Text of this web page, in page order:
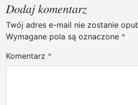
c
j
a
w
p
Dodaj komentarz
Twój adres e-mail nie zostanie
Wymagane pola są oznaczone *
Komentarz *